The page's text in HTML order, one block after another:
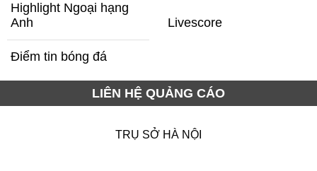
Highlight Ngoại hạng
Anh
Livescore
Điểm tin bóng đá
LIÊN HỆ QUẢNG CÁO
TRỤ SỞ HÀ NỘI